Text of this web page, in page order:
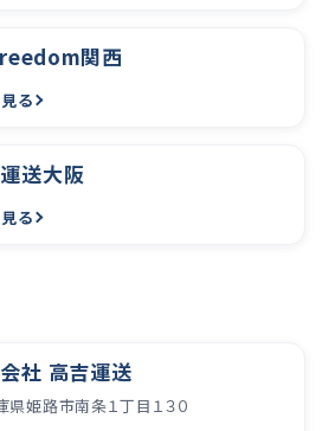
関西
る
送大阪
る
社 高吉運送
県姫路市南条１丁目１３０